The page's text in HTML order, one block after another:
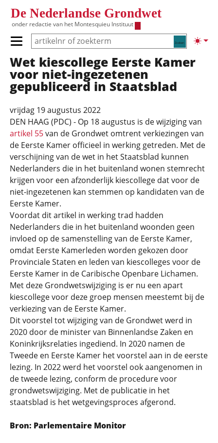
De Nederlandse Grondwet
onder redactie van het Montesquieu Instituut
Zoeken
Primair menu tonen/verbergen
Hoofdnavigatie
Wet kiescollege Eerste Kamer
voor niet-ingezetenen
gepubliceerd in Staatsblad
vrijdag 19 augustus 2022
DEN HAAG (PDC) - Op 18 augustus is de wijziging van
artikel 55van de Grondwet omtrent verkiezingen van
de Eerste Kamer officieel in werking getreden. Met de
verschijning van de wet in het Staatsblad kunnen
Nederlanders die in het buitenland wonen stemrecht
krijgen voor een afzonderlijk kiescollege dat voor de
niet-ingezetenen kan stemmen op kandidaten van de
Eerste Kamer.
Voordat dit artikel in werking trad hadden
Nederlanders die in het buitenland woonden geen
invloed op de samenstelling van de Eerste Kamer,
omdat Eerste Kamerleden worden gekozen door
Provinciale Staten en leden van kiescolleges voor de
Eerste Kamer in de Caribische Openbare Lichamen.
Met deze Grondwetswijziging is er nu een apart
kiescollege voor deze groep mensen meestemt bij de
verkiezing van de Eerste Kamer.
Dit voorstel tot wijziging van de Grondwet werd in
2020 door de minister van Binnenlandse Zaken en
Koninkrijksrelaties ingediend. In 2020 namen de
Tweede en Eerste Kamer het voorstel aan in de eerste
lezing. In 2022 werd het voorstel ook aangenomen in
de tweede lezing, conform de procedure voor
grondwetswijziging. Met de publicatie in het
staatsblad is het wetgevingsproces afgerond.
Bron: Parlementaire Monitor